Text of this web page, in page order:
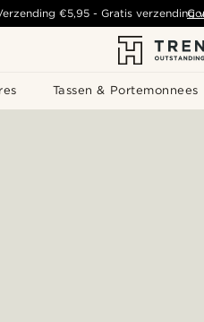
Tassen & Portemonnees
€5,95- Gratis verzending